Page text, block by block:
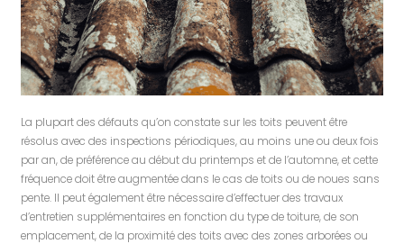
La plupart des défauts qu’on constate sur les toits peuvent être
résolus avec des inspections périodiques, au moins une ou deux fois
par an, de préférence au début du printemps et de l’automne, et cette
fréquence doit être augmentée dans le cas de toits ou de noues sans
pente. Il peut également être nécessaire d’effectuer des travaux
d’entretien supplémentaires en fonction du type de toiture, de son
emplacement, de la proximité des toits avec des zones arborées ou